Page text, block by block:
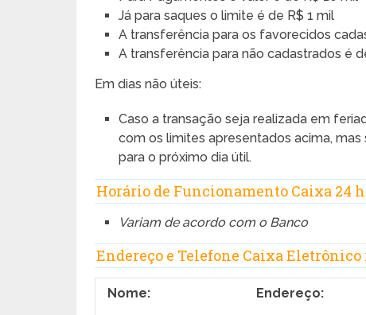
Já para saques o limite é de R$ 1 mil
A transferência para os favorecidos
A transferência para não cadastrados é
Em dias não úteis:
Caso a transação seja realizada em
com os limites apresentados acima,
para o próximo dia útil.
Horário de Funcionamento Caixa 24
Variam de acordo com o Banco
Endereço e Telefone Caixa
Nome:
Endereço: